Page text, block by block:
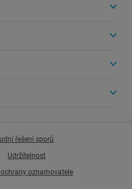
řešení sporů
Udržitelnost
oznamovatele